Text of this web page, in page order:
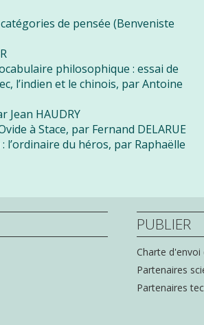
de pensée (Benveniste
philosophique : essai de
l’indien et le chinois, par Antoine
Jean HAUDRY
à Stace, par Fernand DELARUE
du héros, par Raphaëlle
PUBLIER
Charte
Partenaires
Partenaires